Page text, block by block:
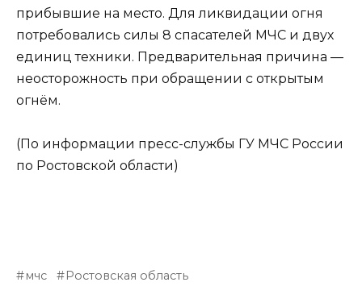
прибывшие на место. Для ликвидации огня
потребовались силы 8 спасателей МЧС и двух
единиц техники. Предварительная причина —
неосторожность при обращении с открытым
огнём.
(По информации пресс-службы ГУ МЧС России
по Ростовской области)
мчс Ростовская область